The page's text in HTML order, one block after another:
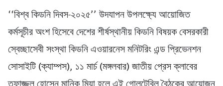
‘‘বিশ্ব কিডনি দিবস-২০২৫’’ উদযাপন উপলক্ষ্যে আয়োজিত
কর্মসূচীর অংশ হিসেবে দেশের শীর্ষস্থানীয় কিডনি বিষয়ক বেসরকারী
স্বেচ্ছাসেবী সংস্থা কিডনি এওয়ারনেস মনিটরিং এন্ড প্রিভেনশন
সোসাইটি (ক্যাম্পস), ১১ মার্চ (মঙ্গলবার) জাতীয় প্রেস ক্লাবের